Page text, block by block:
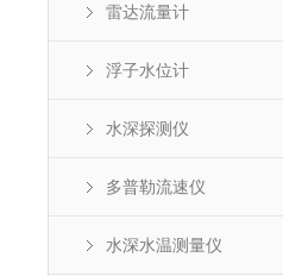
雷达流量计
浮子水位计
水深探测仪
多普勒流速仪
水深水温测量仪